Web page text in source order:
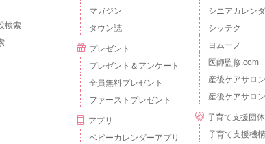
検索
マガジン
タウン誌
プレゼント
プレゼント＆アンケート
全員無料プレゼント
ファーストプレゼント
アプリ
ベビーカレンダーアプリ
シニアカレン
シッテク
ヨムーノ
医師監修.com
産後ケアサロ
産後ケアサロ
子育て支援団体
子育て支援機構